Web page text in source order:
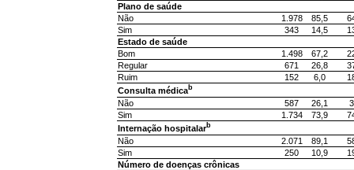
Plano de saúde
Não
1.978 85,5
Sim
343 14,5
Estado de saúde
Bom
1.498 67,2
Regular
671 26,8
Ruim
152 6,0
Consulta médicab
Não 587 26,1
3
Sim
1.734 73,9
Internação hospitalarb
Não 2.071 89,1
Sim
250 10,9
Número de doenças crônicas